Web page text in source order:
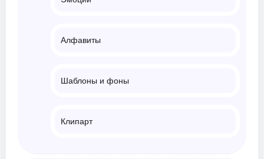
Алфавиты
Шаблоны и фоны
Клипарт